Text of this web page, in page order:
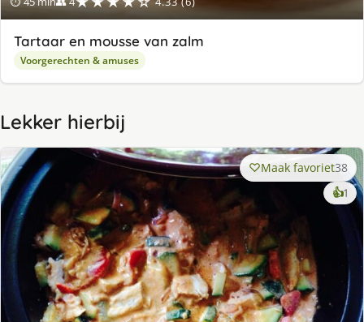
Tartaar en mousse van zalm
Voorgerechten & amuses
Lekker hierbij
Maak favoriet38
👍1